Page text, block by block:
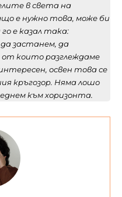
в света на
е нужно това, може би
е казал така:
застанем, да
от които разглеждаме
освен това се
кръгозор. Няма лошо
към хоризонта.